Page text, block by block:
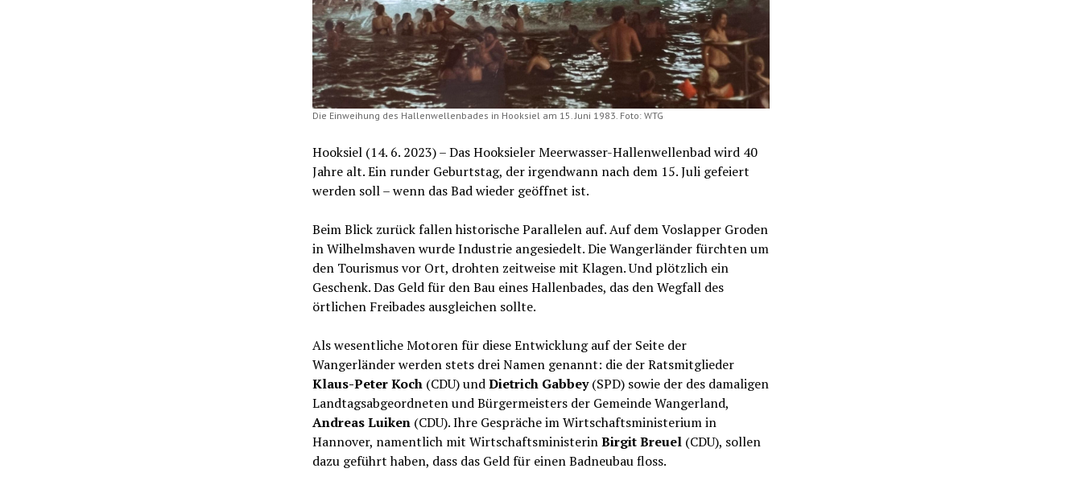
Die Einweihung des Hallenwellenbades in Hooksiel am 15. Juni 1983. Foto: WTG
Hooksiel (14. 6. 2023) – Das Hooksieler Meerwasser-Hallenwellenbad wird 40
Jahre alt. Ein runder Geburtstag, der irgendwann nach dem 15. Juli gefeiert
werden soll – wenn das Bad wieder geöffnet ist.
Beim Blick zurück fallen historische Parallelen auf. Auf dem Voslapper Groden
in Wilhelmshaven wurde Industrie angesiedelt. Die Wangerländer fürchten um
den Tourismus vor Ort, drohten zeitweise mit Klagen. Und plötzlich ein
Geschenk. Das Geld für den Bau eines Hallenbades, das den Wegfall des
örtlichen Freibades ausgleichen sollte.
Als wesentliche Motoren für diese Entwicklung auf der Seite der
Wangerländer werden stets drei Namen genannt: die der Ratsmitglieder
Klaus-Peter Koch(CDU) undDietrich Gabbey(SPD) sowie der des damaligen
Landtagsabgeordneten und Bürgermeisters der Gemeinde Wangerland,
Andreas Luiken(CDU). Ihre Gespräche im Wirtschaftsministerium in
Hannover, namentlich mit WirtschaftsministerinBirgit Breuel (CDU), sollen
dazu geführt haben, dass das Geld für einen Badneubau floss.